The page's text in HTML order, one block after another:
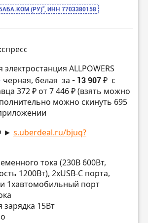
(РУ)”, ИНН 7703380158
ALLPOWERS
черная, белая за - 13 907 ₽ с
372 ₽ от 7 446 ₽ (взять можно
можно скинуть 695
► s.uberdeal.ru/bjuq?
тока (230В 600Вт,
1200Вт), 2хUSB-C порта,
и 1хавтомобильный порт
зарядка 15Вт